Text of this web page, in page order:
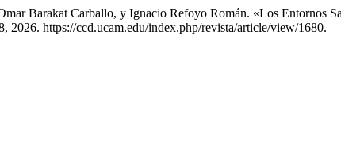
Barakat Carballo, y Ignacio Refoyo Román. «Los Entornos
2026. https://ccd.ucam.edu/index.php/revista/article/view/1680.